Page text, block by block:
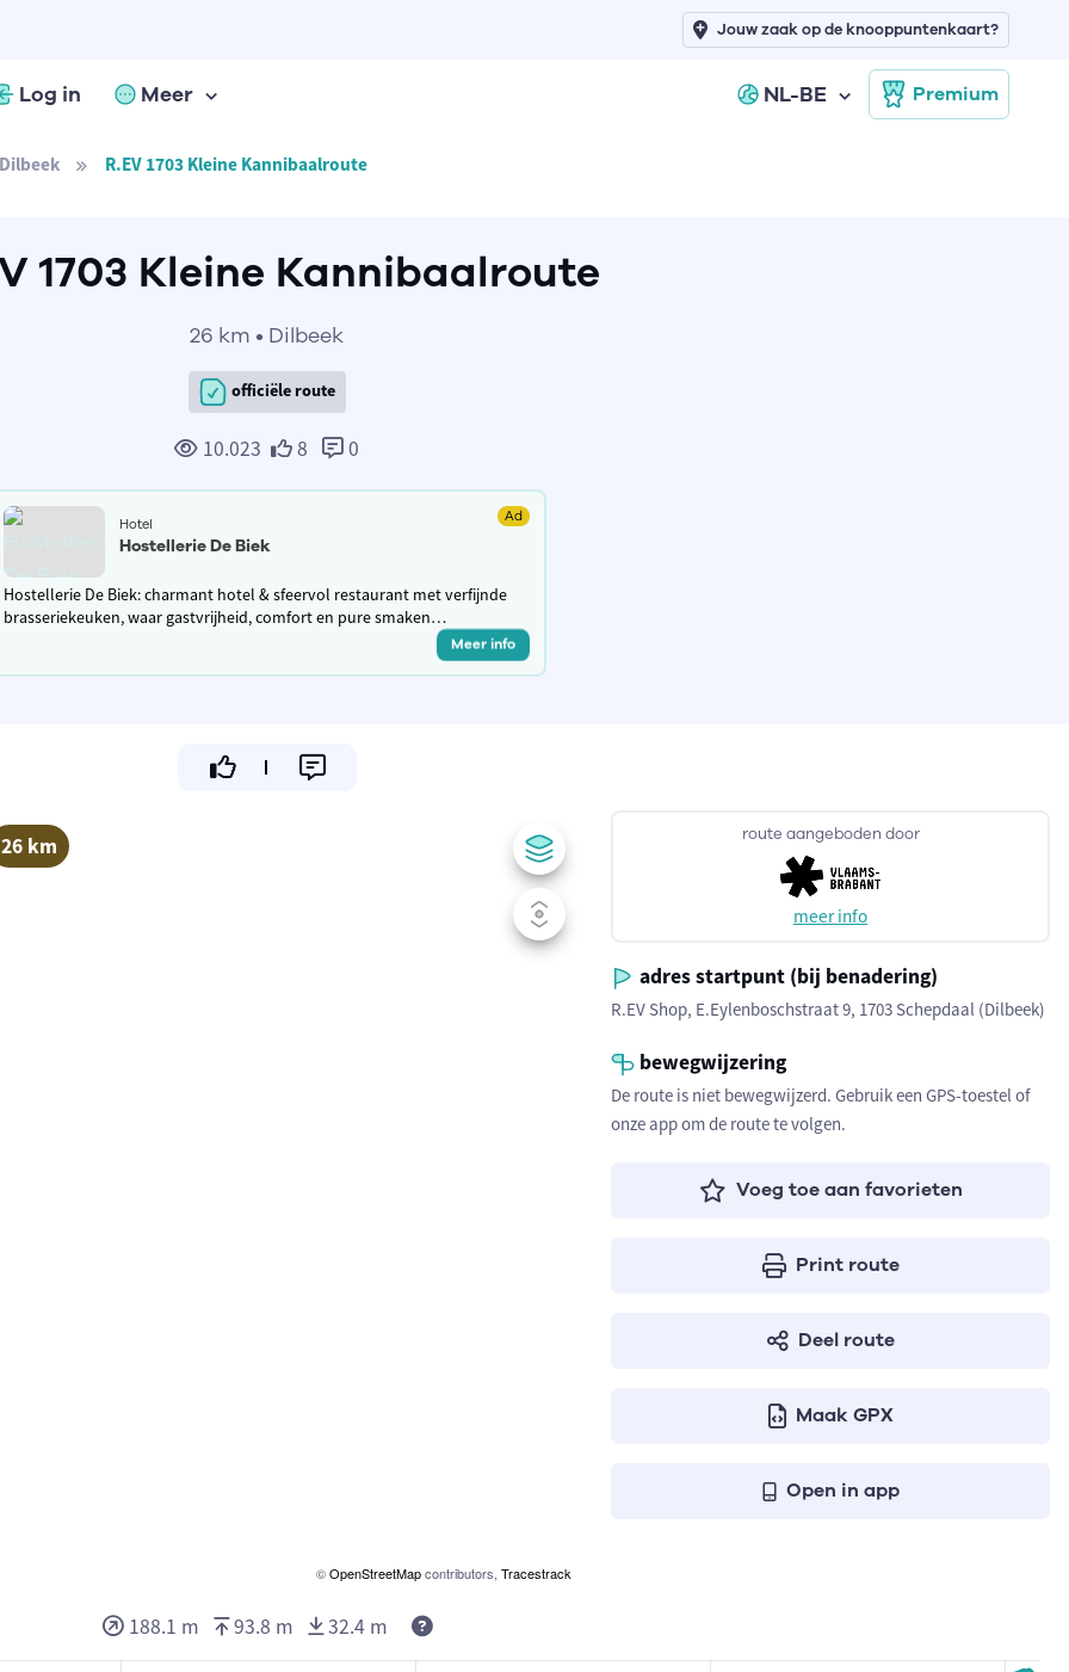
Log in Meer NL-BE Premium
Jouw zaak op de knooppuntenkaart?
Dilbeek R.EV 1703 Kleine Kannibaalroute
1703 Kleine Kannibaalroute
26 km • Dilbeek
officiële route
10.023 8 0
Hotel Ad
Hostellerie De Biek
Hostellerie De Biek: charmant hotel & sfeervol restaurant met verfijnde
brasseriekeuken, waar gastvrijheid, comfort en pure smaken
Meer info
26 km
©OpenStreetMapcontributors, Tracestrack
route aangeboden door
meer info
adres startpunt (bij benadering)
R.EV Shop, E.Eylenboschstraat 9, 1703 Schepdaal (Dilbeek)
bewegwijzering
De route is niet bewegwijzerd. Gebruik een GPS-toestel of
onze app om de route te volgen.
Voeg toe aan favorieten
Print route
Deel route
Maak GPX
Open in app
188.1 m 93.8 m 32.4 m